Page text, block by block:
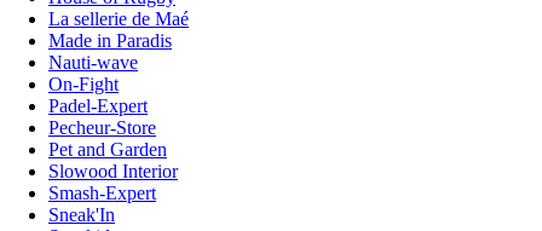
La sellerie de Maé
Made in Paradis
Nauti-wave
On-Fight
Padel-Expert
Pecheur-Store
Pet and Garden
Slowood Interior
Smash-Expert
Sneak'In